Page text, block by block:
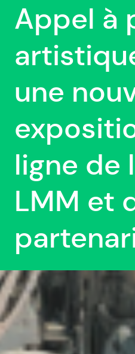
Appel à
une
ligne de
LMM et